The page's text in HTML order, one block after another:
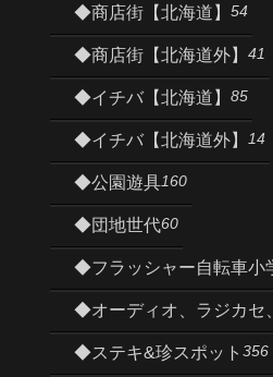
◆商店街【北海道】 54
◆商店街【北海道外】 41
◆イチバ【北海道】 85
◆イチバ【北海道外】 14
◆公園遊具160
◆団地世代60
◆フラッシャー自転車小
◆オーディオ、ラジカセ
◆ステキ&珍スポット 356